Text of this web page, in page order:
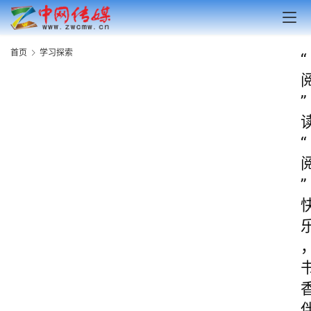
首页 学习探索
“
”
“
”